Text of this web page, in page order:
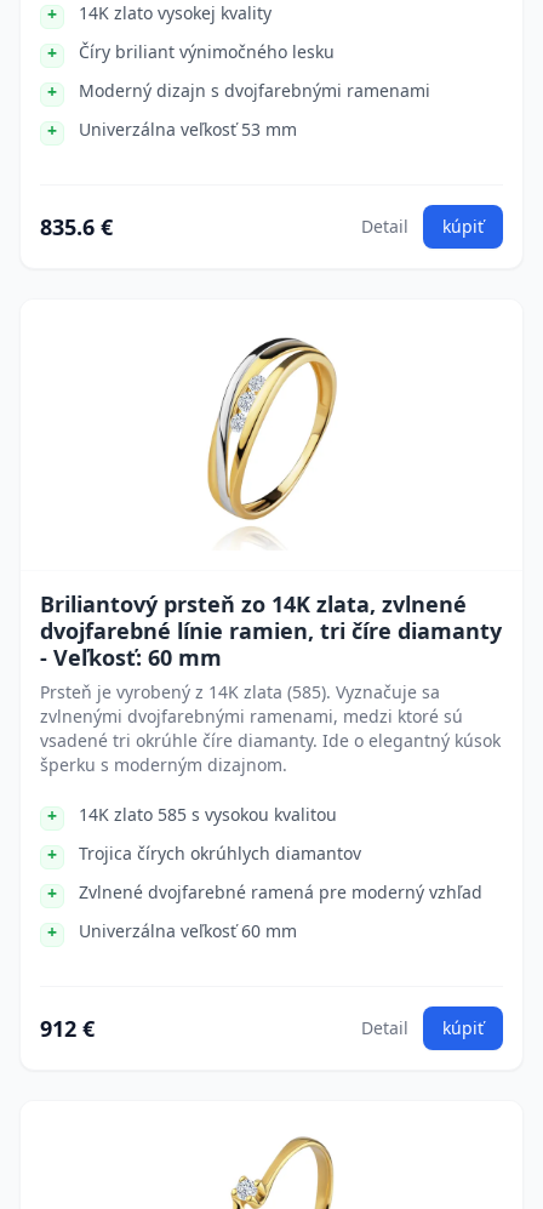
14K zlato vysokej kvality
Číry briliant výnimočného lesku
Moderný dizajn s dvojfarebnými ramenami
Univerzálna veľkosť 53 mm
835.6 € Detail kúpiť
Briliantový prsteň zo 14K zlata, zvlnené
dvojfarebné línie ramien, tri číre diamanty
- Veľkosť: 60 mm
Prsteň je vyrobený z 14K zlata (585). Vyznačuje sa
zvlnenými dvojfarebnými ramenami, medzi ktoré sú
vsadené tri okrúhle číre diamanty. Ide o elegantný kúsok
šperku s moderným dizajnom.
14K zlato 585 s vysokou kvalitou
Trojica čírych okrúhlych diamantov
Zvlnené dvojfarebné ramená pre moderný vzhľad
Univerzálna veľkosť 60 mm
912 € Detail kúpiť